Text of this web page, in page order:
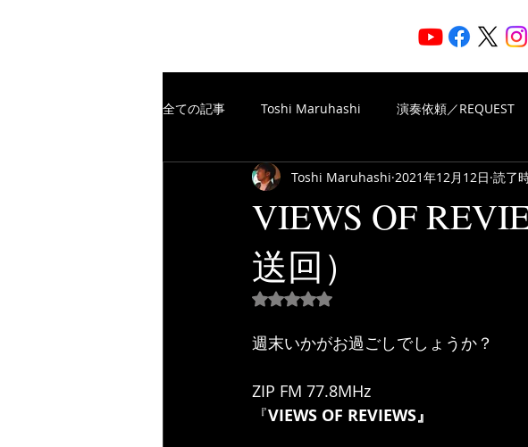
全ての記事 Toshi Maruhashi 演奏依頼／REQUEST
楽譜制作／SCORE TheFreeSpiritsMusic 楽曲
楽譜制作／SCORE
VIEWS OF
送回）
Toshi Maruhashi 2021年12月12日 読了
5つ星のうちNaNと評価されています。
週末いかがお過ごしでしょうか？
ZIP FM 77.8MHz
『VIEWS OF REVIEWS』